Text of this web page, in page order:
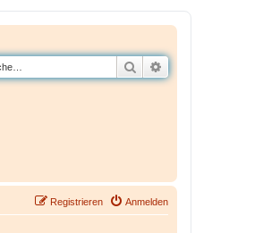
Suche
Anmelden
Registrieren